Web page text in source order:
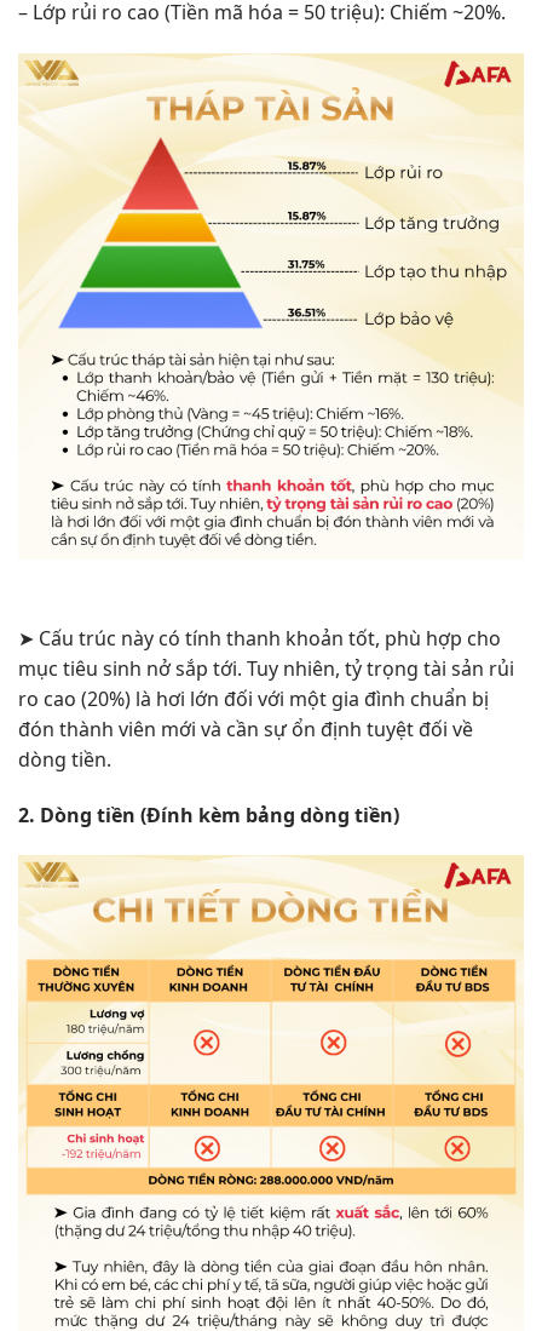
– Lớp rủi ro cao (Tiền mã hóa = 50 triệu): Chiếm ~20%.
➤ Cấu trúc này có tính thanh khoản tốt, phù hợp cho
mục tiêu sinh nở sắp tới. Tuy nhiên, tỷ trọng tài sản rủi
ro cao (20%) là hơi lớn đối với một gia đình chuẩn bị
đón thành viên mới và cần sự ổn định tuyệt đối về
dòng tiền.
2. Dòng tiền (Đính kèm bảng dòng tiền)